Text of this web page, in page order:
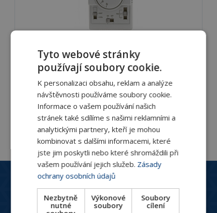
TS2 nástěnné regulátory s termostatem pro
ovládání spotřebičů s 3-rychlostními
DETAIL
Zákaznický servis
Po-Pá: 8:30 - 16:00
Tyto webové stránky
používají soubory cookie.
K personalizaci obsahu, reklam a analýze
návštěvnosti používáme soubory cookie.
Informace o vašem používání našich
stránek také sdílíme s našimi reklamními a
analytickými partnery, kteří je mohou
kombinovat s dalšími informacemi, které
jste jim poskytli nebo které shromáždili při
vašem používání jejich služeb. Zásady
ochrany osobních údajů
Nezbytně
nutné
Výkonové
soubory
Soubory
cílení